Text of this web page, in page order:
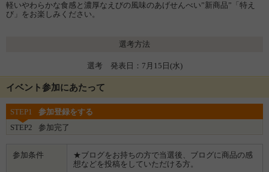
軽いやわらかな食感と濃厚なえびの風味のあげせんべい”新商品”「特え
び」をお楽しみください。
選考方法
選考 発表日：7月15日(水)
イベント参加にあたって
STEP1
参加登録をする
STEP2
参加完了
参加条件
★ブログをお持ちの方で当選後、ブログに商品の感
想などを投稿をしていただける方。